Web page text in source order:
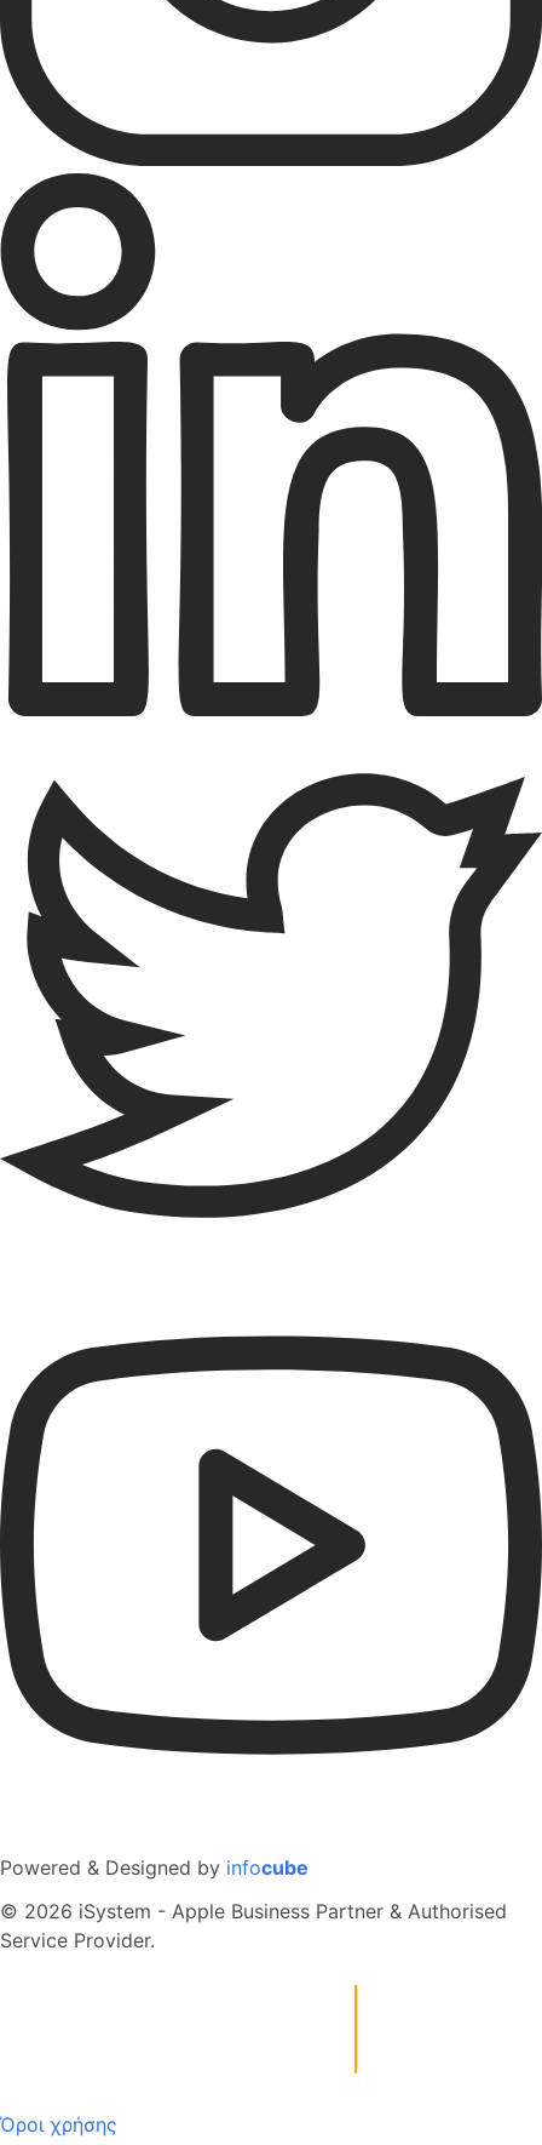
Powered & Designed by infocube
© 2026 iSystem - Apple Business Partner & Authorised
Service Provider.
Όροι χρήσης